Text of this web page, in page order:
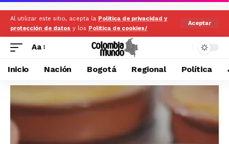
Al utilizar este sitio, acepta la Politica de privacidad y
protección de datos y los Politica de cookies/
Aceptar
Aa
Inicio Nación Bogotá Regional Política